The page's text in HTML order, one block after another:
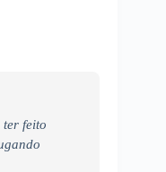
ter feito